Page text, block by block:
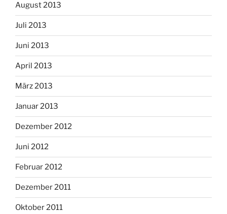
August 2013
Juli 2013
Juni 2013
April 2013
März 2013
Januar 2013
Dezember 2012
Juni 2012
Februar 2012
Dezember 2011
Oktober 2011